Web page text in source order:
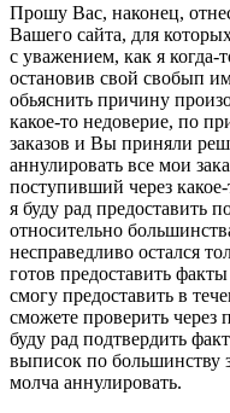
Прошу Вас, наконец,
Вашего сайта, для
с уважением, как я когда-
остановив свой свобып
обьяснить причину
какое-то недоверие, по
заказов и Вы приняли
аннулировать все мои
поступивший через
я буду рад предоставить
относительно
несправедливо остался
готов предоставить
смогу предоставить в
сможете проверить
буду рад подтвердить
выписок по большинству
молча аннулировать.